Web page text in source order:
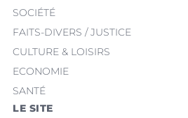
SOCIÉTÉ
FAITS-DIVERS / JUSTICE
CULTURE & LOISIRS
ECONOMIE
SANTÉ
LE SITE